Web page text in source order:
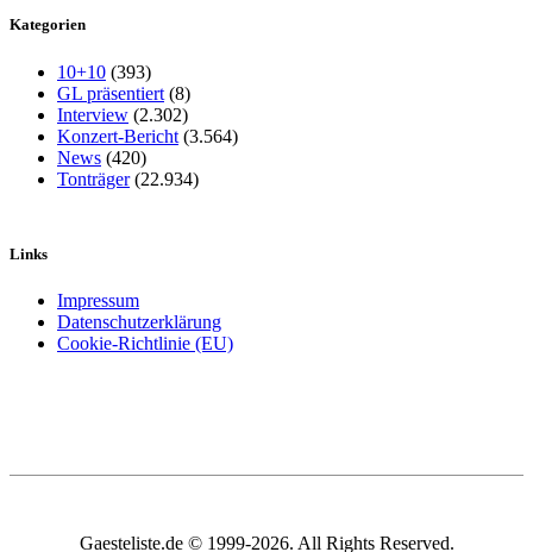
Kategorien
10+10 (393)
GL präsentiert (8)
Interview (2.302)
Konzert-Bericht (3.564)
News (420)
Tonträger(22.934)
Links
Impressum
Datenschutzerklärung
Cookie-Richtlinie (EU)
Gaesteliste.de © 1999-2026. All Rights Reserved.